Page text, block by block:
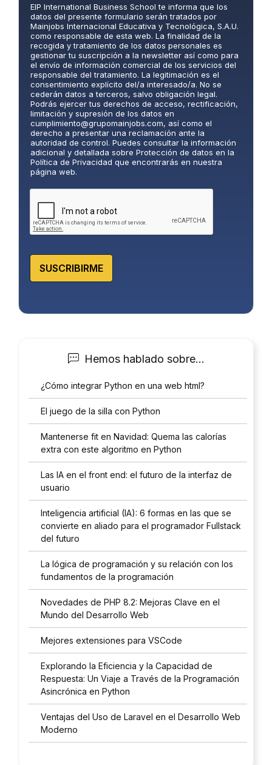
í
t
i
c
a
d
e
P
r
i
v
a
c
i
d
a
EIP International Business School te informa que los
datos del presente formulario serán tratados por
Mainjobs Internacional Educativa y Tecnológica, S.A.U.
como responsable de esta web. La finalidad de la
recogida y tratamiento de los datos personales es
gestionar tu suscripción a la newsletter así como para
el envío de información comercial de los servicios del
responsable del tratamiento. La legitimación es el
consentimiento explícito del/a interesado/a. No se
cederán datos a terceros, salvo obligación legal.
Podrás ejercer tus derechos de acceso, rectificación,
limitación y supresión de los datos en
cumplimiento@grupomainjobs.com, así como el
derecho a presentar una reclamación ante la
autoridad de control. Puedes consultar la información
adicional y detallada sobre Protección de datos en la
Política de Privacidad que encontrarás en nuestra
página web.
SUSCRIBIRME
Hemos hablado sobre…
¿Cómo integrar Python en una web html?
El juego de la silla con Python
Mantenerse fit en Navidad: Quema las calorías
extra con este algoritmo en Python
Las IA en el front end: el futuro de la interfaz de
usuario
Inteligencia artificial (IA): 6 formas en las que se
convierte en aliado para el programador Fullstack
del futuro
La lógica de programación y su relación con los
fundamentos de la programación
Novedades de PHP 8.2: Mejoras Clave en el
Mundo del Desarrollo Web
Mejores extensiones para VSCode
Explorando la Eficiencia y la Capacidad de
Respuesta: Un Viaje a Través de la Programación
Asincrónica en Python
Ventajas del Uso de Laravel en el Desarrollo Web
Moderno